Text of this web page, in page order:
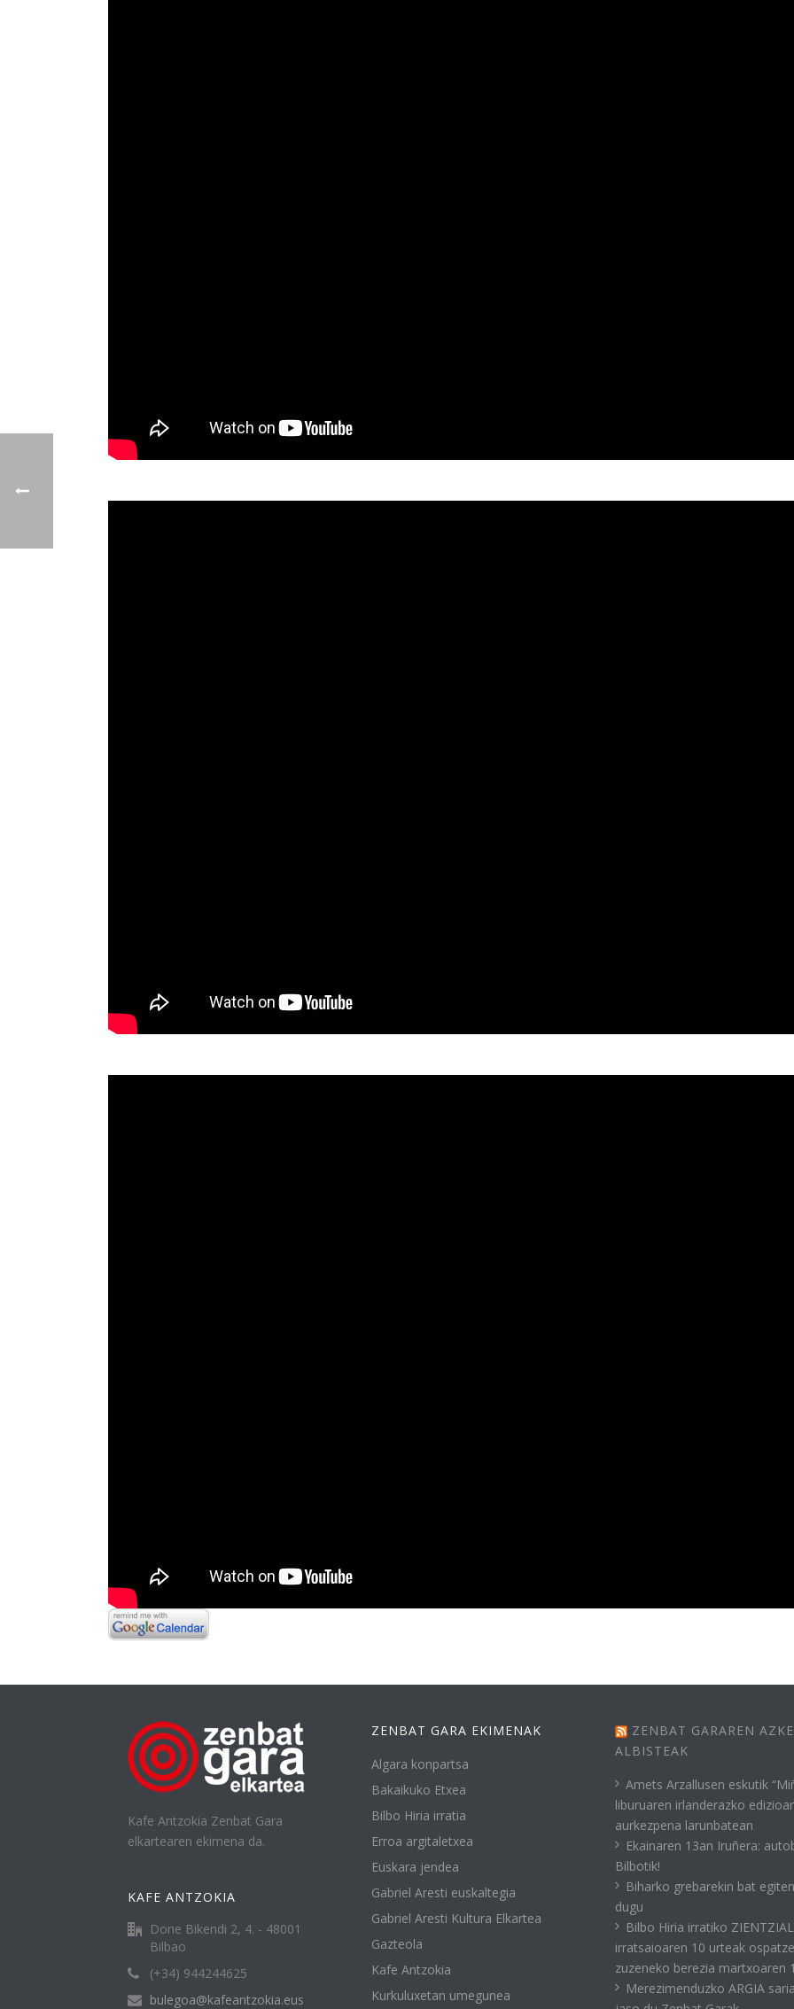
Kafe Antzokia Zenbat Gara
elkartearen ekimena da.
KAFE ANTZOKIA
Done Bikendi 2, 4. - 48001
Bilbao
(+34) 944244625
bulegoa@kafeantzokia.eus
ZENBAT GARA EKIMENAK
Algara konpartsa
Bakaikuko Etxea
Bilbo Hiria irratia
Erroa argitaletxea
Euskara jendea
Gabriel Aresti euskaltegia
Gabriel Aresti Kultura Elkartea
Gazteola
Kafe Antzokia
Kurkuluxetan umegunea
ZENBAT GARAREN
ALBISTEAK
Amets Arzallusen eskutik
liburuaren irlanderazko
aurkezpena larunbatean
Ekainaren 13an Iruñera:
Bilbotik!
Biharko grebarekin bat egiten
dugu
Bilbo Hiria irratiko
irratsaioaren 10 urteak
zuzeneko berezia martxoaren
Merezimenduzko ARGIA saria